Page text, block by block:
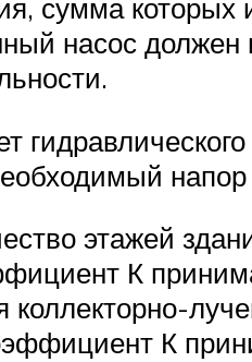
сумма которых
насос должен
этажей
К
коллекторно-
К